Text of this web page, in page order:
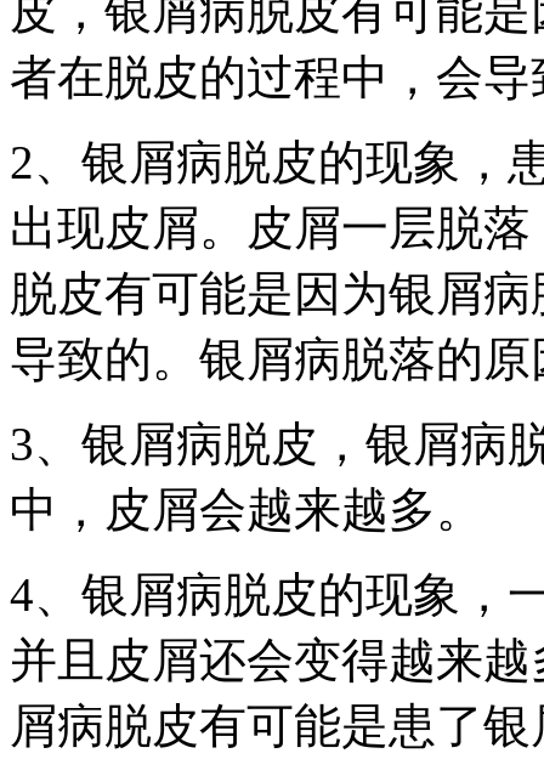
皮，银屑病脱皮有可能
者在脱皮的过程中，会
2、银屑病脱皮的现象，
出现皮屑。皮屑一层脱
脱皮有可能是因为银屑
导致的。银屑病脱落的
3、银屑病脱皮，银屑病
中，皮屑会越来越多。
4、银屑病脱皮的现象，
并且皮屑还会变得越来
屑病脱皮有可能是患了